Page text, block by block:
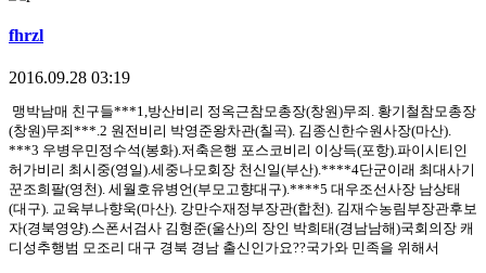
fhrzl
2016.09.28 03:19
맹박남매 친구들***1,방산비리 정옥근참모총장(창원)무죄. 황기철참모총장
(창원)무죄***.2 원전비리 박영준왕차관(칠곡). 김종신한수원사장(마산).
***3 우병우민정수석(봉화).저축은행 포스코비리 이상득(포항).파이시티인
허가비리 최시중(영일).세중나모회장 천신일(부산).****4단군이래 최대사기
꾼조희팔(영천). 세월호유병언(부모고향대구).****5 대우조선사장 남상태
(대구). 교육부나향욱(마산). 강만수재정부장관(합천). 김재수농림부장관후보
자(경북영양).스폰서검사 김형준(울산)의 장인 박희태(경남남해)국회의장 캐
디성추행범 모조리 대구 경북 경남 출신인가요??국가와 민족을 위해서